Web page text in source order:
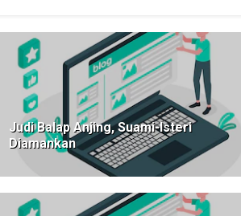
Judi Balap Anjing, Suami-Isteri
Diamankan